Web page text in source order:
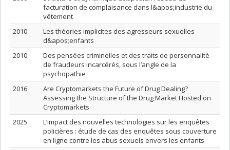
facturation de complaisance dans l&apos;industrie du
vêtement
2010
Les théories implicites des agresseurs sexuelles
d&apos;enfants
2010
Des pensées criminelles et des traits de personnalité
de fraudeurs incarcérés, sous l’angle de la
psychopathie
2016
Are Cryptomarkets the Future of Drug Dealing?
Assessing the Structure of the Drug Market Hosted on
Cryptomarkets
2025
L’impact des nouvelles technologies sur les enquêtes
policières : étude de cas des enquêtes sous couverture
en ligne contre les abus sexuels envers les enfants